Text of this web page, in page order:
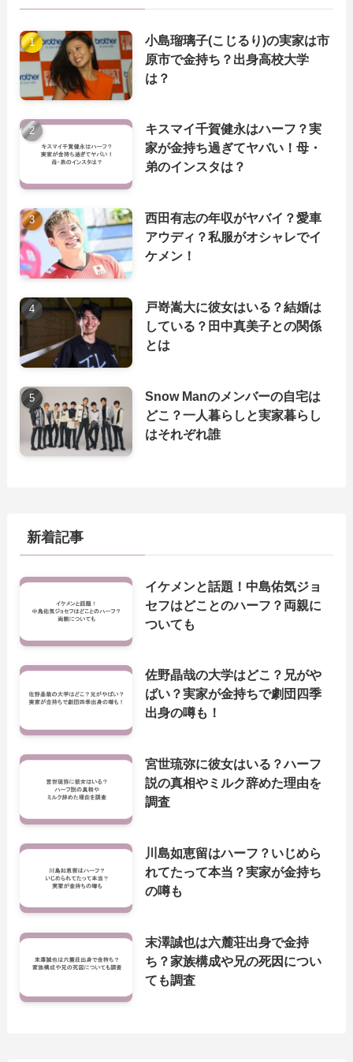
小島瑠璃子(こじるり)の実家は市
原市で金持ち？出身高校大学
は？
キスマイ千賀健永はハーフ？実
家が金持ち過ぎてヤバい！母・
弟のインスタは？
西田有志の年収がヤバイ？愛車
アウディ？私服がオシャレでイ
ケメン！
戸嵜嵩大に彼女はいる？結婚は
している？田中真美子との関係
とは
Snow Manのメンバーの自宅は
どこ？一人暮らしと実家暮らし
はそれぞれ誰
新着記事
イケメンと話題！中島佑気ジョ
セフはどことのハーフ？両親に
ついても
佐野晶哉の大学はどこ？兄がや
ばい？実家が金持ちで劇団四季
出身の噂も！
宮世琉弥に彼女はいる？ハーフ
説の真相やミルク辞めた理由を
調査
川島如恵留はハーフ？いじめら
れてたって本当？実家が金持ち
の噂も
末澤誠也は六麓荘出身で金持
ち？家族構成や兄の死因につい
ても調査